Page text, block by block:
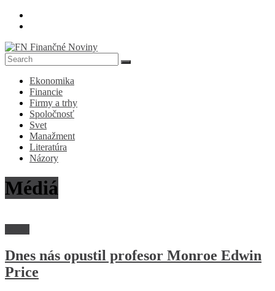
Skip
FN
Finančné
Noviny
Denník
ekonomike
spoločnosti
Ekonomika
Financie
Firmy a trhy
Spoločnosť
Svet
Manažment
Literatúra
Názory
Médiá
Dnes nás opustil profesor Monroe Edwin
Price